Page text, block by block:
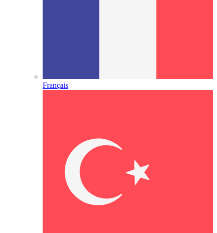
Français